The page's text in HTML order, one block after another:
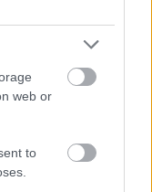
web or
to